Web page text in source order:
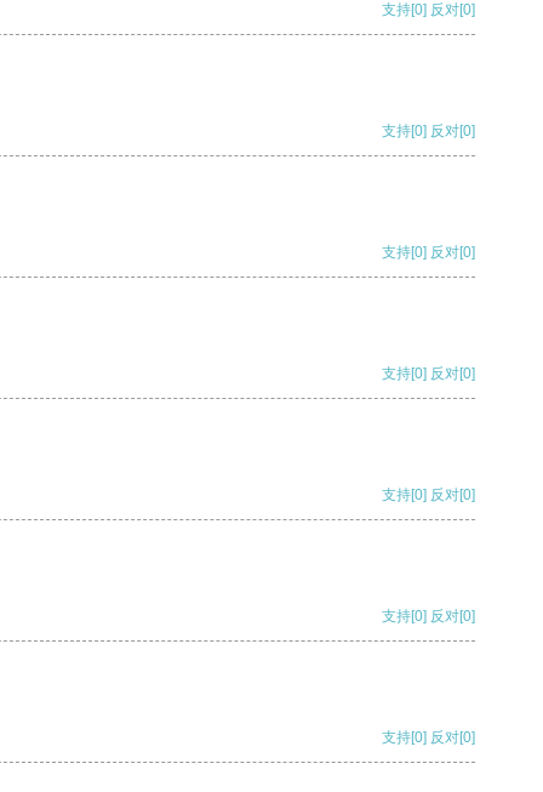
支持[0] 反对[0]
支持[0] 反对[0]
支持[0] 反对[0]
支持[0] 反对[0]
支持[0] 反对[0]
支持[0] 反对[0]
支持[0] 反对[0]